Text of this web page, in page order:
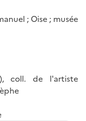
; Oise ; musée
coll. de l'artiste